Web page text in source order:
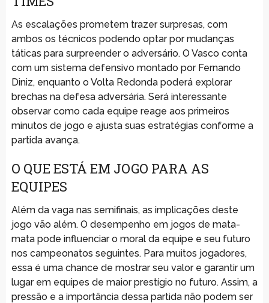
As escalações prometem trazer surpresas, com
ambos os técnicos podendo optar por mudanças
táticas para surpreender o adversário. O Vasco conta
com um sistema defensivo montado por Fernando
Diniz, enquanto o Volta Redonda poderá explorar
brechas na defesa adversária. Será interessante
observar como cada equipe reage aos primeiros
minutos de jogo e ajusta suas estratégias conforme a
partida avança.
O QUE ESTÁ EM JOGO PARA AS
EQUIPES
Além da vaga nas semifinais, as implicações deste
jogo vão além. O desempenho em jogos de mata-
mata pode influenciar o moral da equipe e seu futuro
nos campeonatos seguintes. Para muitos jogadores,
essa é uma chance de mostrar seu valor e garantir um
lugar em equipes de maior prestígio no futuro. Assim, a
pressão e a importância dessa partida não podem ser